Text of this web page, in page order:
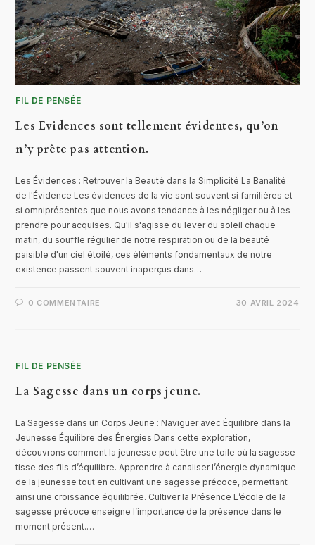
FIL DE PENSÉE
Les Evidences sont tellement évidentes, qu’on
n’y prête pas attention.
Les Évidences : Retrouver la Beauté dans la Simplicité La Banalité
de l'Évidence Les évidences de la vie sont souvent si familières et
si omniprésentes que nous avons tendance à les négliger ou à les
prendre pour acquises. Qu'il s'agisse du lever du soleil chaque
matin, du souffle régulier de notre respiration ou de la beauté
paisible d'un ciel étoilé, ces éléments fondamentaux de notre
existence passent souvent inaperçus dans…
0 COMMENTAIRE 30 AVRIL 2024
FIL DE PENSÉE
La Sagesse dans un corps jeune.
La Sagesse dans un Corps Jeune : Naviguer avec Équilibre dans la
Jeunesse Équilibre des Énergies Dans cette exploration,
découvrons comment la jeunesse peut être une toile où la sagesse
tisse des fils d’équilibre. Apprendre à canaliser l’énergie dynamique
de la jeunesse tout en cultivant une sagesse précoce, permettant
ainsi une croissance équilibrée. Cultiver la Présence L’école de la
sagesse précoce enseigne l’importance de la présence dans le
moment présent.…